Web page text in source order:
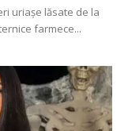
uriașe lăsate de la
farmece...